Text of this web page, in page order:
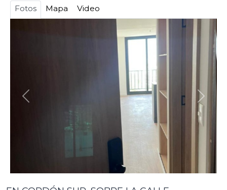
Fotos Mapa Video
ANTERIOR